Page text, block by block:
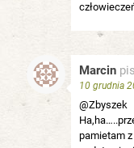
Marcin
10 grudnia
@Zbyszek
pamietam